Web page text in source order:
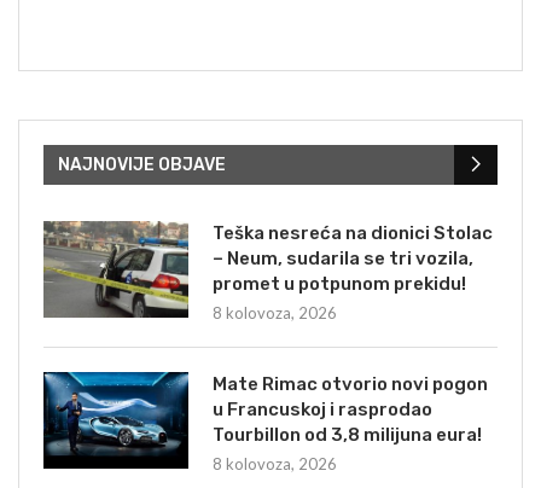
NAJNOVIJE OBJAVE
Teška nesreća na dionici Stolac
– Neum, sudarila se tri vozila,
promet u potpunom prekidu!
8 kolovoza, 2026
Mate Rimac otvorio novi pogon
u Francuskoj i rasprodao
Tourbillon od 3,8 milijuna eura!
8 kolovoza, 2026